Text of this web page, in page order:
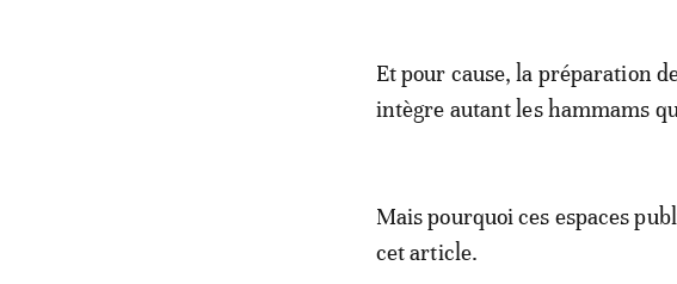
Et pour cause, la préparation
intègre autant les hammams
Mais pourquoi ces espaces
cet article.